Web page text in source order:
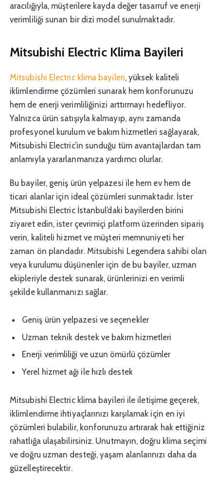
aracılığıyla, müşterilere kayda değer tasarruf ve enerji
verimliliği sunan bir dizi model sunulmaktadır.
Mitsubishi Electric Klima Bayileri
Mitsubishi Electric klima bayileri, yüksek kaliteli
iklimlendirme çözümleri sunarak hem konforunuzu
hem de enerji verimliliğinizi arttırmayı hedefliyor.
Yalnızca ürün satışıyla kalmayıp, aynı zamanda
profesyonel kurulum ve bakım hizmetleri sağlayarak,
Mitsubishi Electric’in sunduğu tüm avantajlardan tam
anlamıyla yararlanmanıza yardımcı olurlar.
Bu bayiler, geniş ürün yelpazesi ile hem ev hem de
ticari alanlar için ideal çözümleri sunmaktadır. İster
Mitsubishi Electric İstanbul’daki bayilerden birini
ziyaret edin, ister çevrimiçi platform üzerinden sipariş
verin, kaliteli hizmet ve müşteri memnuniyeti her
zaman ön plandadır. Mitsubishi Legendera sahibi olan
veya kurulumu düşünenler için de bu bayiler, uzman
ekipleriyle destek sunarak, ürünlerinizi en verimli
şekilde kullanmanızı sağlar.
Geniş ürün yelpazesi ve seçenekler
Uzman teknik destek ve bakım hizmetleri
Enerji verimliliği ve uzun ömürlü çözümler
Yerel hizmet ağı ile hızlı destek
Mitsubishi Electric klima bayileri ile iletişime geçerek,
iklimlendirme ihtiyaçlarınızı karşılamak için en iyi
çözümleri bulabilir, konforunuzu artırarak hak ettiğiniz
rahatlığa ulaşabilirsiniz. Unutmayın, doğru klima seçimi
ve doğru uzman desteği, yaşam alanlarınızı daha da
güzelleştirecektir.